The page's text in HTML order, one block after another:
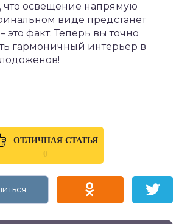
что освещение напрямую
виде предстанет
это факт. Теперь вы точно
гармоничный интерьер в
ОТЛИЧНАЯ СТАТЬЯ
0